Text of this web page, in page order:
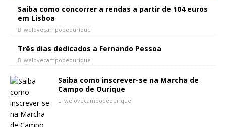
Saiba como concorrer a rendas a partir de 104 euros
em Lisboa
welovecampodeourique
Três dias dedicados a Fernando Pessoa
welovecampodeourique
Saiba como inscrever-se na Marcha de
Campo de Ourique
welovecampodeourique